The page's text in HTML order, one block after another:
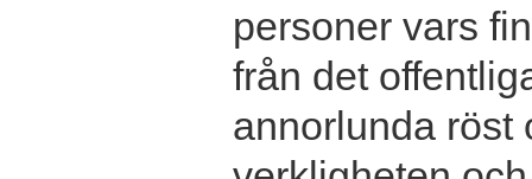
personer vars
från det
annorlunda röst